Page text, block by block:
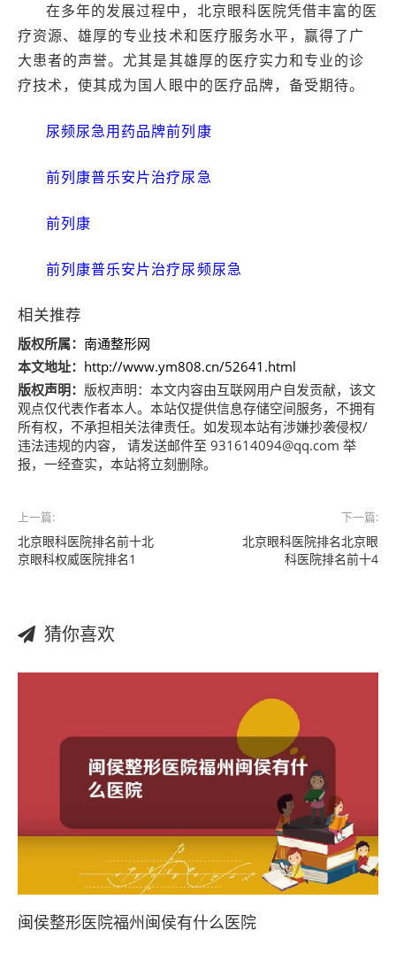
在多年的发展过程中，北京眼科医院凭借丰富的医
疗资源、雄厚的专业技术和医疗服务水平，赢得了广
大患者的声誉。尤其是其雄厚的医疗实力和专业的诊
疗技术，使其成为国人眼中的医疗品牌，备受期待。
尿频尿急用药品牌前列康
前列康普乐安片治疗尿急
前列康
前列康普乐安片治疗尿频尿急
相关推荐
版权所属： 南通整形网
本文地址： http://www.ym808.cn/52641.html
版权声明： 版权声明： 本文内容由互联网用户自发贡献，该文
观点仅代表作者本人。本站仅提供信息存储空间服务，不拥有
所有权，不承担相关法律责任。如发现本站有涉嫌抄袭侵权/
违法违规的内容， 请发送邮件至 931614094@qq.com 举
报，一经查实，本站将立刻删除。
上一篇:
北京眼科医院排名前十北
京眼科权威医院排名1
下一篇:
北京眼科医院排名北京眼
科医院排名前十4
猜你喜欢
闽侯整形医院福州闽侯有什么医院